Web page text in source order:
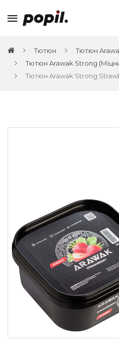
Тютюн
Тютюн
Тютюн Arawak Strong
Тютюн Arawak Strong